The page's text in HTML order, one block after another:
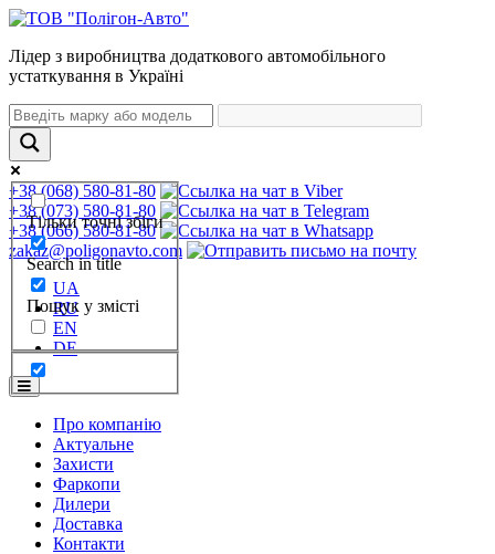
Лідер з виробництва додаткового автомобільного
устаткування в Україні
Тільки точні збіги
Search in title
Пошук у змісті
+38 (068) 580-81-80
+38 (073) 580-81-80
+38 (066) 580-81-80
zakaz@poligonavto.com
UA
RU
EN
DE
Про компанію
Актуальне
Захисти
Фаркопи
Дилери
Доставка
Контакти